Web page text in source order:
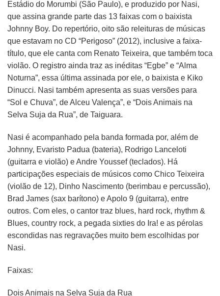
Estádio do Morumbi (São Paulo), e produzido por Nasi,
que assina grande parte das 13 faixas com o baixista
Johnny Boy. Do repertório, oito são releituras de músicas
que estavam no CD “Perigoso” (2012), inclusive a faixa-
título, que ele canta com Renato Teixeira, que também toca
violão. O registro ainda traz as inéditas “Egbe” e “Alma
Noturna”, essa última assinada por ele, o baixista e Kiko
Dinucci. Nasi também apresenta as suas versões para
“Sol e Chuva”, de Alceu Valença”, e “Dois Animais na
Selva Suja da Rua”, de Taiguara.
Nasi é acompanhado pela banda formada por, além de
Johnny, Evaristo Padua (bateria), Rodrigo Lanceloti
(guitarra e violão) e Andre Youssef (teclados). Há
participações especiais de músicos como Chico Teixeira
(violão de 12), Dinho Nascimento (berimbau e percussão),
Brad James (sax barítono) e Apolo 9 (guitarra), entre
outros. Com eles, o cantor traz blues, hard rock, rhythm &
Blues, country rock, a pegada sixties do Ira! e as pérolas
escondidas nas regravações muito bem escolhidas por
Nasi.
Faixas:
Dois Animais na Selva Suja da Rua